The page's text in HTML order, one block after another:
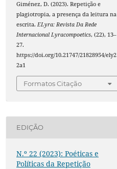
Giménez, D. (2023). Repetição e
plagiotropia, a presença da leitura na
escrita.ELyra: Revista Da Rede
Internacional Lyracompoetics, (22), 13–
27.
https://doi.org/10.21747/21828954/ely2
2a1
Formatos Citação
EDIÇÃO
N.º 22 (2023): Poéticas e
Políticas da Repetição